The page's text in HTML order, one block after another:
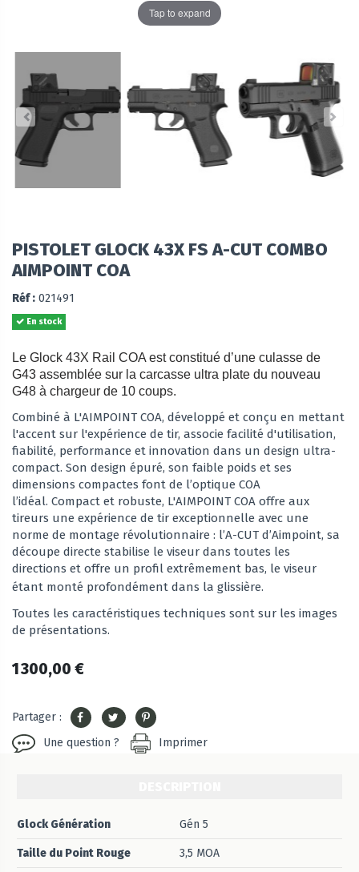
Tap to expand
PISTOLET GLOCK 43X FS A-CUT COMBO
AIMPOINT COA
Réf : 021491
En stock
Le Glock 43X Rail COA est constitué d’une culasse de
G43 assemblée sur la carcasse ultra plate du nouveau
G48 à chargeur de 10 coups.
Combiné à L'AIMPOINT COA, développé et conçu en mettant
l'accent sur l'expérience de tir, associe facilité d'utilisation,
fiabilité, performance et innovation dans un design ultra-
compact. Son design épuré, son faible poids et ses
dimensions compactes font de l’optique COA
l’idéal. Compact et robuste, L'AIMPOINT COA offre aux
tireurs une expérience de tir exceptionnelle avec une
norme de montage révolutionnaire : l’A-CUT d’Aimpoint, sa
découpe directe stabilise le viseur dans toutes les
directions et offre un profil extrêmement bas, le viseur
étant monté profondément dans la glissière.
Toutes les caractéristiques techniques sont sur les images
de présentations.
1 300,00 €
Partager :
Une question ?
Imprimer
Glock Génération Gén 5
Taille du Point Rouge 3,5 MOA